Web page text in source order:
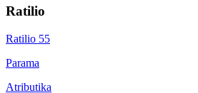
Ratilio
Ratilio 55
Parama
Atributika